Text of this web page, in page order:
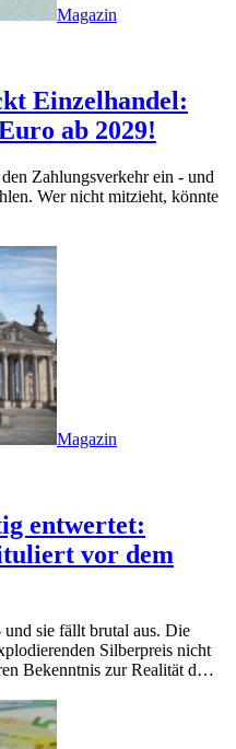
Magazin
Einzelhandel:
ab 2029!
Zahlungsverkehr ein - und
Wer nicht mitzieht, könnte
Magazin
entwertet:
vor dem
und sie fällt brutal aus. Die
Silberpreis nicht
Bekenntnis zur Realität d…